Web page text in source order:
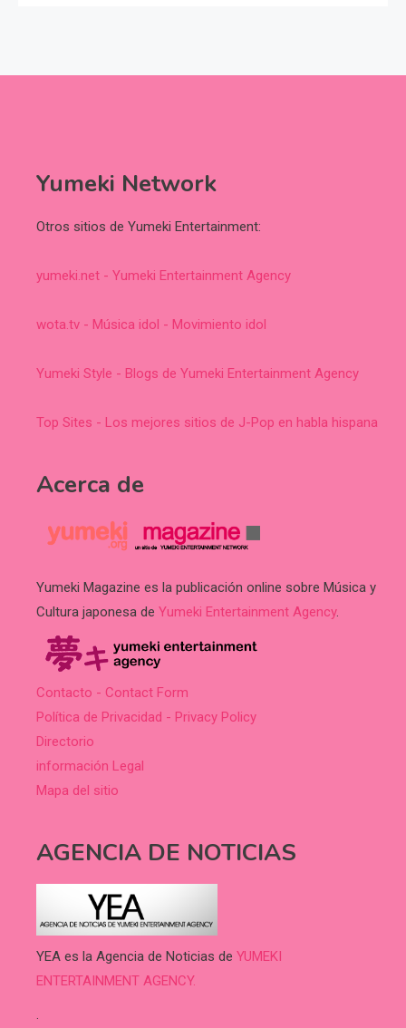
Yumeki Network
Otros sitios de Yumeki Entertainment:
yumeki.net - Yumeki Entertainment Agency
wota.tv - Música idol - Movimiento idol
Yumeki Style - Blogs de Yumeki Entertainment Agency
Top Sites - Los mejores sitios de J-Pop en habla hispana
Acerca de
Yumeki Magazine es la publicación online sobre Música y
Cultura japonesa de Yumeki Entertainment Agency.
Contacto - Contact Form
Política de Privacidad - Privacy Policy
Directorio
información Legal
Mapa del sitio
AGENCIA DE NOTICIAS
YEA es la Agencia de Noticias de YUMEKI
ENTERTAINMENT AGENCY.
.